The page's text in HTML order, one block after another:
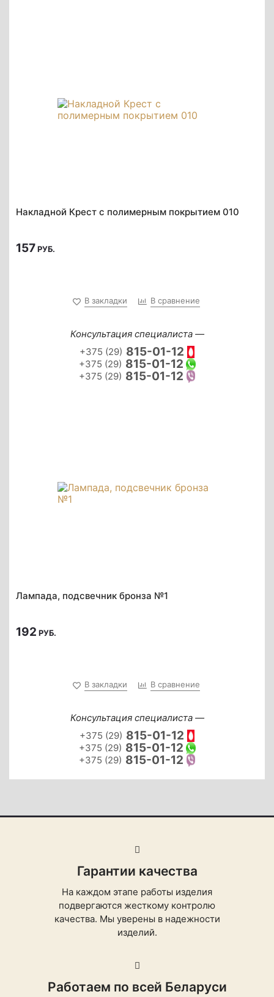
Накладной Крест с полимерным покрытием 010
157РУБ.
В закладки В сравнение
Консультация специалиста —
+375 (29) 815-01-12
+375 (29) 815-01-12
+375 (29) 815-01-12
Лампада, подсвечник бронза №1
192 РУБ.
В закладки В сравнение
Консультация специалиста —
+375 (29) 815-01-12
+375 (29) 815-01-12
+375 (29) 815-01-12
Гарантии качества
На каждом этапе работы изделия
подвергаются жесткому контролю
качества. Мы уверены в надежности
изделий.
Работаем по всей Беларуси